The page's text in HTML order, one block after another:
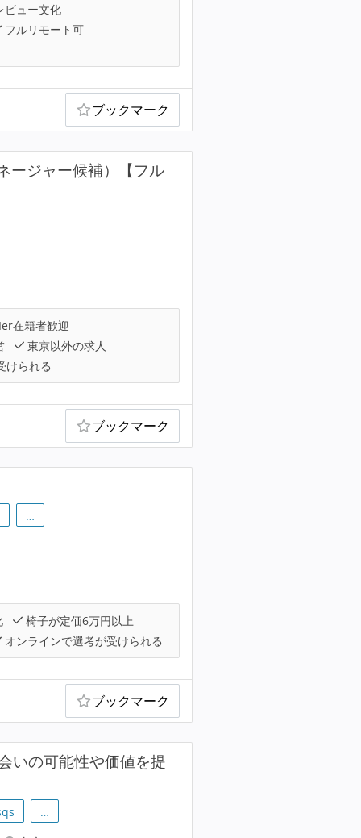
ュー文化
フルリモート可
ブックマーク
ージャー候補）【フル
在籍者歓迎
東京以外の求人
けられる
ブックマーク
…
椅子が定価6万円以上
オンラインで選考が受けられる
ブックマーク
いの可能性や価値を提
…